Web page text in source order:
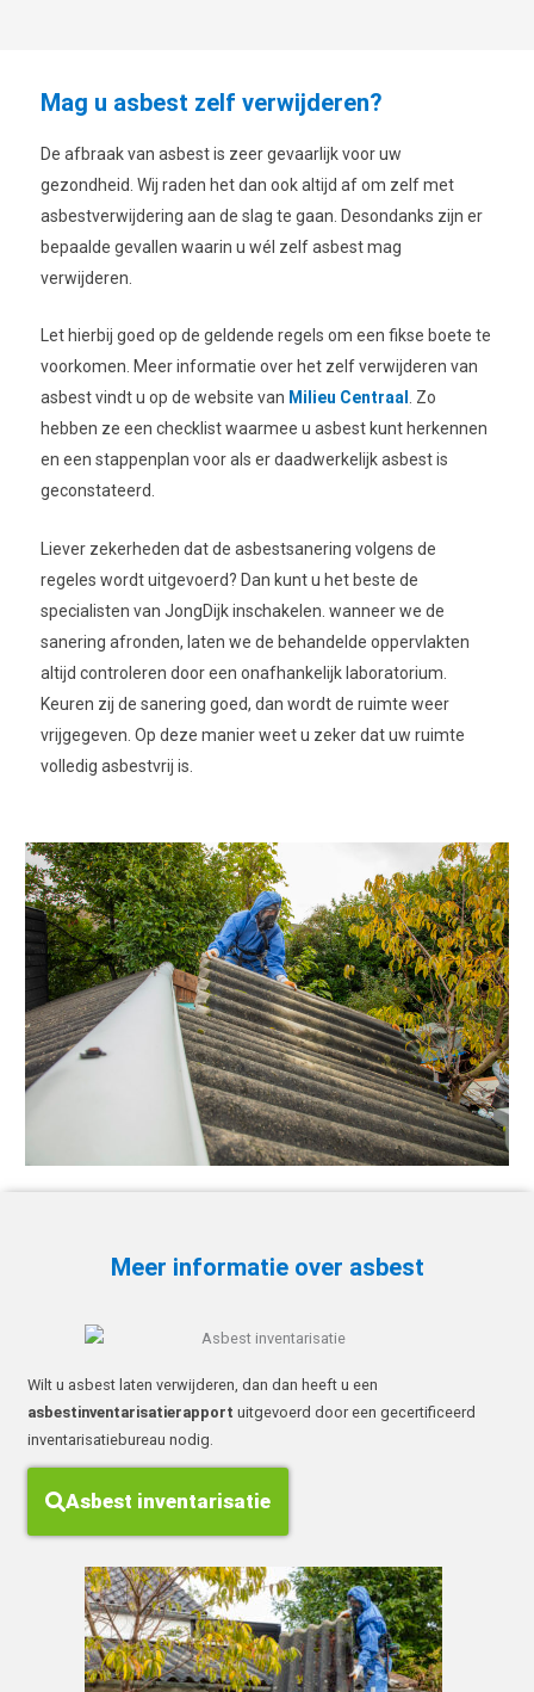
Mag u asbest zelf verwijderen?
De afbraak van asbest is zeer gevaarlijk voor uw
gezondheid. Wij raden het dan ook altijd af om zelf met
asbestverwijdering aan de slag te gaan. Desondanks zijn er
bepaalde gevallen waarin u wél zelf asbest mag
verwijderen.
Let hierbij goed op de geldende regels om een fikse boete te
voorkomen. Meer informatie over het zelf verwijderen van
asbest vindt u op de website van Milieu Centraal
. Zo
hebben ze een checklist waarmee u asbest kunt herkennen
en een stappenplan voor als er daadwerkelijk asbest is
geconstateerd.
Liever zekerheden dat de asbestsanering volgens de
regeles wordt uitgevoerd? Dan kunt u het beste de
specialisten van JongDijk inschakelen. wanneer we de
sanering afronden, laten we de behandelde oppervlakten
altijd controleren door een onafhankelijk laboratorium.
Keuren zij de sanering goed, dan wordt de ruimte weer
vrijgegeven. Op deze manier weet u zeker dat uw ruimte
volledig asbestvrij is.
Meer informatie over asbest
Wilt u asbest laten verwijderen, dan dan heeft u een
asbestinventarisatierapport uitgevoerd door een gecertificeerd
inventarisatiebureau nodig.
Asbest inventarisatie